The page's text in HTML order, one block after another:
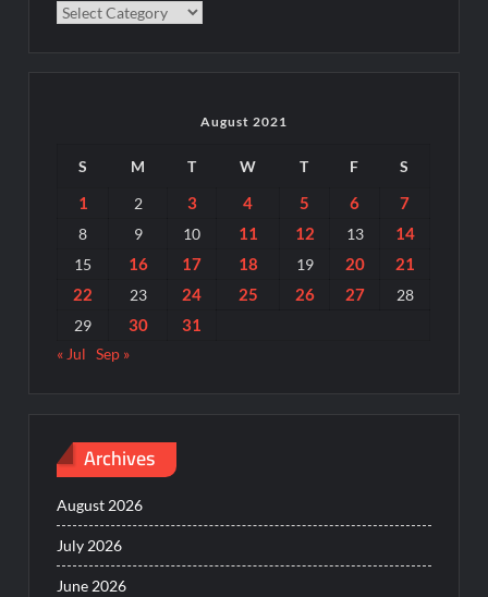
Categories
August 2021
S M T W T F S
1 2 3 4 5 6 7
8 9 10 11 12 13 14
15 16 17 18 19 20
21
22
23 24 25 26 27
28
29
30 31
« Jul Sep »
Archives
August 2026
July 2026
June 2026